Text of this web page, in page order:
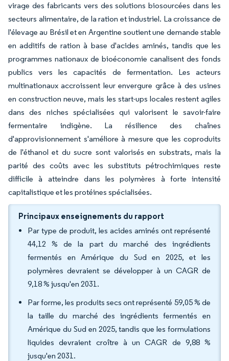
virage des fabricants vers des solutions biosourcées dans les
secteurs alimentaire, de la ration et industriel. La croissance de
l'élevage au Brésil et en Argentine soutient une demande stable
en additifs de ration à base d'acides aminés, tandis que les
programmes nationaux de bioéconomie canalisent des fonds
publics vers les capacités de fermentation. Les acteurs
multinationaux accroissent leur envergure grâce à des usines
en construction neuve, mais les start-ups locales restent agiles
dans des niches spécialisées qui valorisent le savoir-faire
fermentaire indigène. La résilience des chaînes
d'approvisionnement s'améliore à mesure que les coproduits
de l'éthanol et du sucre sont valorisés en substrats, mais la
parité des coûts avec les substituts pétrochimiques reste
difficile à atteindre dans les polymères à forte intensité
capitalistique et les protéines spécialisées.
Principaux enseignements du rapport
Par type de produit, les acides aminés ont représenté
44,12 % de la part du marché des ingrédients
fermentés en Amérique du Sud en 2025, et les
polymères devraient se développer à un CAGR de
9,18 % jusqu'en 2031.
Par forme, les produits secs ont représenté 59,05 % de
la taille du marché des ingrédients fermentés en
Amérique du Sud en 2025, tandis que les formulations
liquides devraient croître à un CAGR de 9,88 %
jusqu'en 2031.